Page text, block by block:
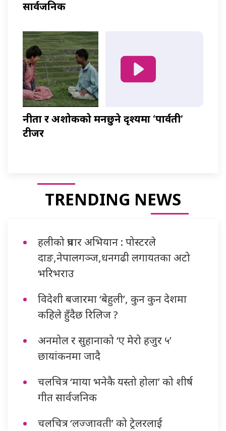
सार्वजनिक
नीता र अशोकको मनछुने दृश्यमा ‘पार्वती’
टीजर
TRENDING NEWS
हलीको प्रचार अभियान : पोस्टरले
दाङ,नेपालगञ्ज,धनगढी लगायतका अटो
भरिभराउ
विदेशी बजारमा ‘बेहुली’, कुन कुन देशमा
कहिले हुँदैछ रिलिज ?
अनमोल र सुहानाको ‘ए मेरो हजुर ५’
छायांकनमा जादै
चलचित्र ‘माया भनेकै यस्तो होला’ को शीर्ष
गीत सार्वजनिक
चलचित्र ‘लज्जावती’ को ट्रेलरलाई